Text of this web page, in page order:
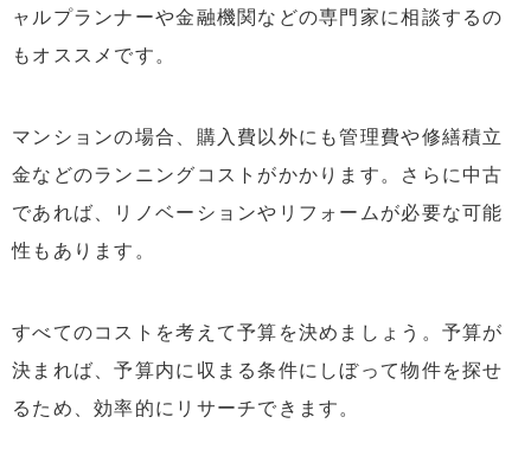
ャルプランナーや金融機関などの専門家に相談するの
もオススメです。
マンションの場合、購入費以外にも管理費や修繕積立
金などのランニングコストがかかります。さらに中古
であれば、リノベーションやリフォームが必要な可能
性もあります。
すべてのコストを考えて予算を決めましょう。予算が
決まれば、予算内に収まる条件にしぼって物件を探せ
るため、効率的にリサーチできます。